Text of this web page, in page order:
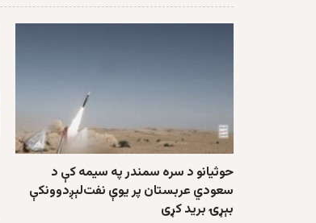
حوثیانو د سره سمندر په سیمه کې د
سعودي عربستان پر یوې نفت‌لېږدوونکې
بېړۍ برید کړی